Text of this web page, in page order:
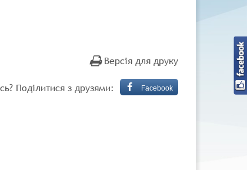
Версія для друку
Поділитися з друзями: Facebook